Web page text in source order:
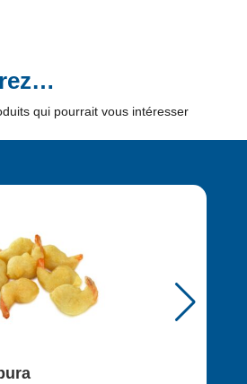
qui pourrait vous intéresser